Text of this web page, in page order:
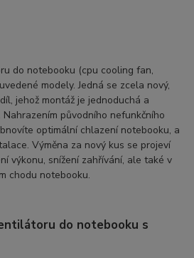
do notebooku (cpu cooling fan,
modely. Jedná se zcela nový,
jehož montáž je jednoduchá a
původního nefunkčního
optimální chlazení notebooku, a
Výměna za nový kus se projeví
výkonu, snížení zahřívání, ale také v
chodu notebooku.
do notebooku s